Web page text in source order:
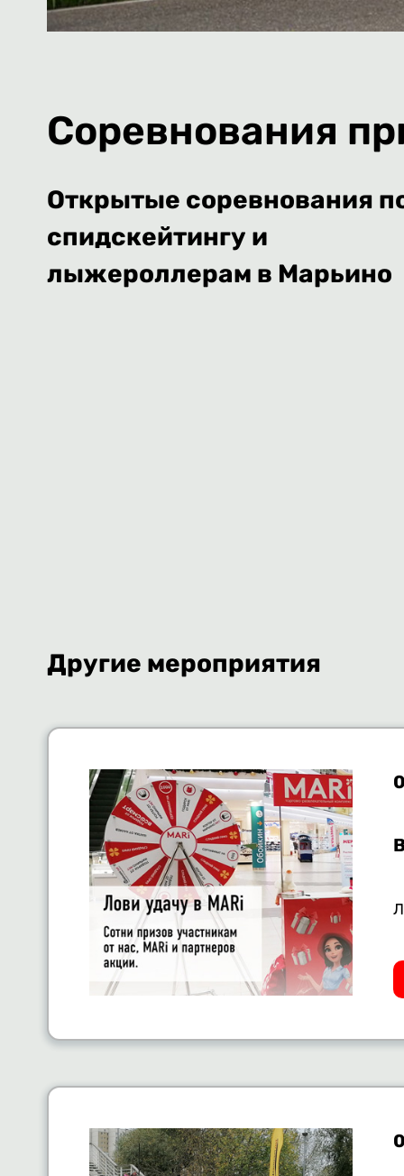
Соревнования
Открытые соревнования
спидскейтингу и
лыжероллерам в Марьино
Другие мероприятия